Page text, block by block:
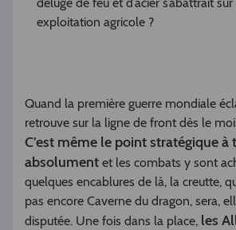
exploitation agricole ?
Quand la première guerre mondiale
retrouve sur la ligne de front dès le
C’est même le point stratégique à
absolument et les combats y sont
quelques encablures de là, la creutte,
pas encore Caverne du dragon, sera,
disputée. Une fois dans la place, les